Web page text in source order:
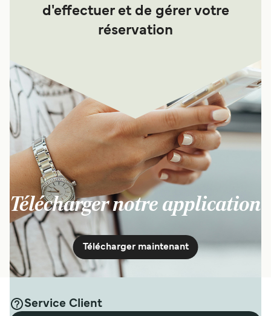
d'effectuer et de gérer votre
réservation
Télécharger notre application
Télécharger maintenant
Service Client